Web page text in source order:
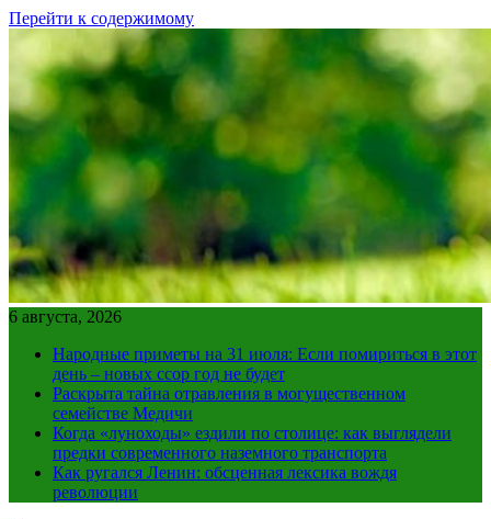
Перейти к содержимому
6 августа, 2026
Народные приметы на 31 июля: Если помириться в этот
день – новых ссор год не будет
Раскрыта тайна отравления в могущественном
семействе Медичи
Когда «луноходы» ездили по столице: как выглядели
предки современного наземного транспорта
Как ругался Ленин: обсценная лексика вождя
революции